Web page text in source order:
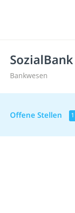
SozialBank
Bankwesen
Offene Stellen 1